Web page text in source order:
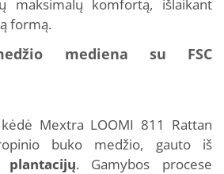
maksimalų komfortą, išlaikant
formą.
mediena su FSC
Mextra LOOMI 811 Rattan
buko medžio, gauto iš
plantacijų. Gamybos procese